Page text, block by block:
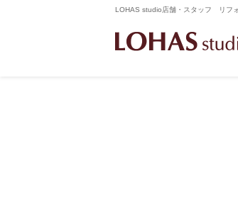
LOHAS studio店舗・スタッフ リフ